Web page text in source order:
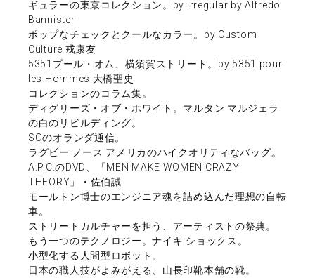
ギュラーの東京コレクション。by irregular by Alfredo
Bannister
ポップなチェックとクールなカラー。by Custom
Culture 戎康友
5351プール・オム、横須賀ストリート。by 5351 pour
les Hommes 大橋聖史
コレクションのコラム集。
ディグリーズ・オブ・ホワイト。マルタン マルジェラ
の白のリビルディング。
SOのオランダ通信。
ラグビー ノース アメリカのハイクオリティなバッグ。
A.P.C.のDVD、「MEN MAKE WOMEN CRAZY
THEORY」・佐伯誠
モールトン博士のエンジニア魂を詰め込んだ理想の自転
車。
ストリートカルチャーを担う、アーティストの祭典。
もう一つのテクノロジー。ナイキ ショックス。
小型化する人間型ロボット。
日本の職人技がよみがえる、山長印靴本舗の靴。